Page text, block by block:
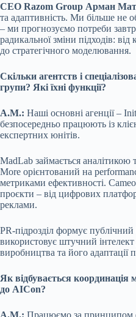
CEO Razom Group Арман
та адаптивність. Ми більше не
– ми прогнозуємо потреби
радикальної зміни підходів:
до стратегічного моделювання.
Скільки агентств і
групи? Які їхні функції?
А.М.: Наші основні агенції –
безпосередньо працюють із
експертних юнітів.
MadLab займається
More орієнтований на
метриками ефективності.
проєкти – від цифрових
реклами.
PR-підрозділ формує
використовує штучний інтелект
виробництва та його адаптації
Як відбувається координація
до AICon?
А.М.: Працюємо за принципом